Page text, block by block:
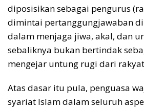
diposisikan sebagai pengurus
dimintai pertanggungjawaban
dalam menjaga jiwa, akal, dan
sebaliknya bukan bertindak
mengejar untung rugi dari
Atas dasar itu pula, penguasa
syariat Islam dalam seluruh